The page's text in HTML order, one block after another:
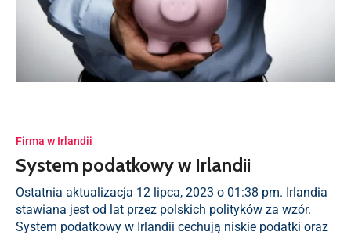
Firma w Irlandii
System podatkowy w Irlandii
Ostatnia aktualizacja 12 lipca, 2023 o 01:38 pm. Irlandia
stawiana jest od lat przez polskich polityków za wzór.
System podatkowy w Irlandii cechują niskie podatki oraz